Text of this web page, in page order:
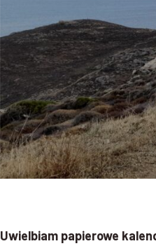
Uwielbiam papierowe